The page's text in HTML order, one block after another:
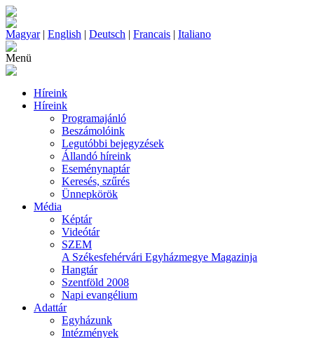
Magyar| English | Deutsch | Francais | Italiano
Menü
Híreink
Híreink
Programajánló
Beszámolóink
Legutóbbi bejegyzések
Állandó híreink
Eseménynaptár
Keresés, szűrés
Ünnepkörök
Média
Képtár
Videótár
SZEM
A Székesfehérvári Egyházmegye Magazinja
Hangtár
Szentföld 2008
Napi evangélium
Adattár
Egyházunk
Intézmények